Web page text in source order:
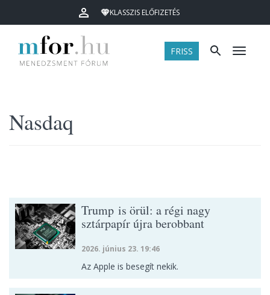
KLASSZIS ELŐFIZETÉS
FRISS Menü
Nasdaq
Trump is örül: a régi nagy
sztárpapír újra berobbant
2026. június 23. 19:46
Az Apple is besegít nekik.